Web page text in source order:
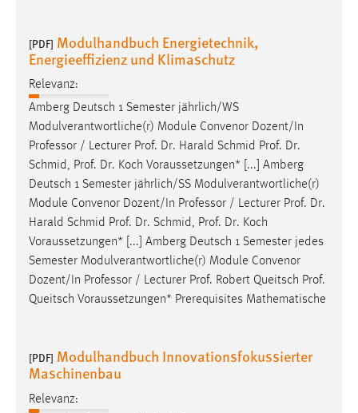
[PDF] Modulhandbuch Energietechnik,
Energieeffizienz und Klimaschutz
Relevanz:
Amberg Deutsch 1 Semester jährlich/WS
Modulverantwortliche(r) Module Convenor Dozent/In
Professor / Lecturer Prof. Dr. Harald Schmid Prof. Dr.
Schmid, Prof. Dr. Koch Voraussetzungen* [...] Amberg
Deutsch 1 Semester jährlich/SS Modulverantwortliche(r)
Module Convenor Dozent/In Professor / Lecturer Prof. Dr.
Harald Schmid Prof. Dr. Schmid, Prof. Dr. Koch
Voraussetzungen* [...] Amberg Deutsch 1 Semester jedes
Semester Modulverantwortliche(r) Module Convenor
Dozent/In Professor / Lecturer Prof. Robert Queitsch Prof.
Queitsch Voraussetzungen* Prerequisites Mathematische
[PDF] Modulhandbuch Innovationsfokussierter
Maschinenbau
Relevanz: